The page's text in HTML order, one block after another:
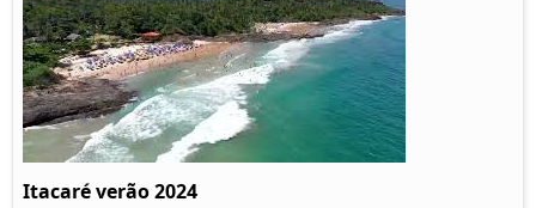
Itacaré verão 2024